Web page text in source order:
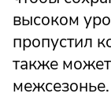
высоком
пропустил
также
межсезонье.